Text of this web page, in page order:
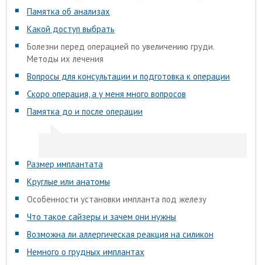
Памятка об анализах
Какой доступ выбрать
Болезни перед операцией по увеличению груди.
Методы их лечения
Вопросы для консультации и подготовка к операции
Скоро операция, а у меня много вопросов
Памятка до и после операции
Размер имплантата
Круглые или анатомы
Особенности установки импланта под железу
Что такое сайзеры и зачем они нужны
Возможна ли аллергическая реакция на силикон
Немного о грудных имплантах